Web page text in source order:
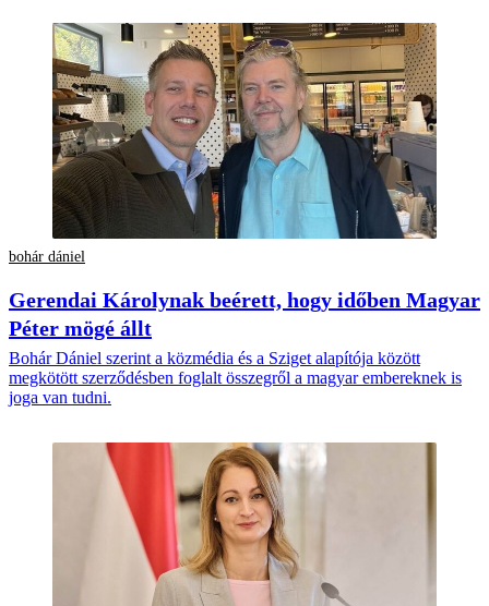
bohár dániel
Gerendai Károlynak beérett, hogy időben Magyar
Péter mögé állt
Bohár Dániel szerint a közmédia és a Sziget alapítója között
megkötött szerződésben foglalt összegről a magyar embereknek is
joga van tudni.